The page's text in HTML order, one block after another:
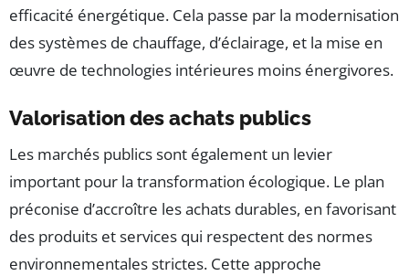
efficacité énergétique. Cela passe par la modernisation
des systèmes de chauffage, d’éclairage, et la mise en
œuvre de technologies intérieures moins énergivores.
Valorisation des achats publics
Les marchés publics sont également un levier
important pour la transformation écologique. Le plan
préconise d’accroître les achats durables, en favorisant
des produits et services qui respectent des normes
environnementales strictes. Cette approche